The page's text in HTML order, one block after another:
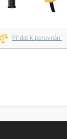
Přidat k porovnání